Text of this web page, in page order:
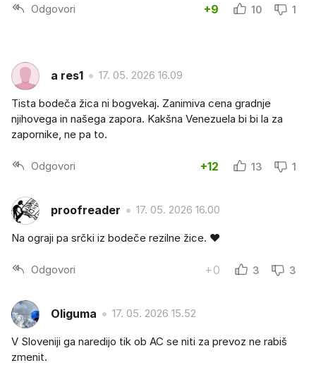
Odgovori +9 10 1
a res1 17. 05. 2026 16.09
Tista bodeča žica ni bogvekaj. Zanimiva cena gradnje
njihovega in našega zapora. Kakšna Venezuela bi bi la za
zapornike, ne pa to.
Odgovori +12 13 1
proofreader 17. 05. 2026 16.00
Na ograji pa srčki iz bodeče rezilne žice. ❤️
Odgovori +0 3 3
Oliguma 17. 05. 2026 15.52
V Sloveniji ga naredijo tik ob AC se niti za prevoz ne rabiš
zmenit.